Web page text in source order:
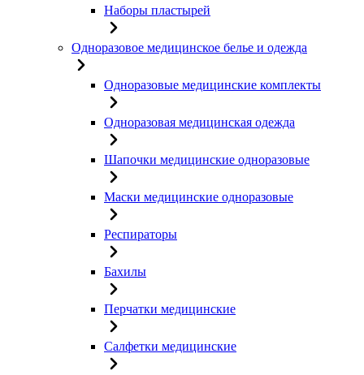
Наборы пластырей
Одноразовое медицинское белье и одежда
Одноразовые медицинские комплекты
Одноразовая медицинская одежда
Шапочки медицинские одноразовые
Маски медицинские одноразовые
Респираторы
Бахилы
Перчатки медицинские
Салфетки медицинские